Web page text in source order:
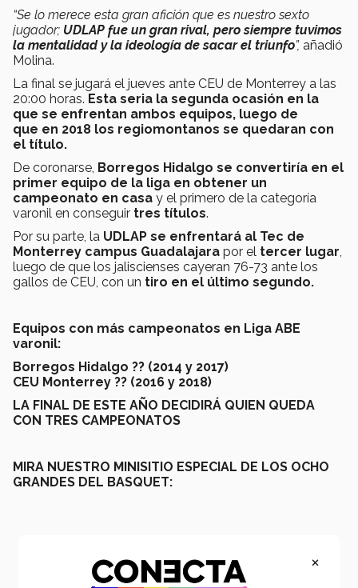
“Se lo merece esta gran afición que es nuestro sexto
jugador; UDLAP fue un gran rival, pero siempre tuvimos
la mentalidad y la ideología de sacar el triunfo”, añadió
Molina.
La final se jugará el jueves ante CEU de Monterrey a las
20:00 horas. Esta seria la segunda ocasión en la
que se enfrentan ambos equipos, luego de
que en 2018 los regiomontanos se quedaran con
el título.
De coronarse, Borregos Hidalgo se convertiría en el
primer equipo de la liga en obtener un
campeonato en casa y el primero de la categoría
varonil en conseguir tres títulos.
Por su parte, la UDLAP se enfrentará al Tec de
Monterrey campus Guadalajara por el tercer lugar
luego de que los jaliscienses cayeran 76-73 ante los
gallos de CEU, con un tiro en el último segundo.
Equipos con más campeonatos en Liga ABE
varonil:
Borregos Hidalgo ?? (2014 y 2017)
CEU Monterrey ?? (2016 y 2018)
LA FINAL DE ESTE AÑO DECIDIRÁ QUIEN QUEDA
CON TRES CAMPEONATOS
MIRA NUESTRO MINISITIO ESPECIAL DE LOS OCHO
GRANDES DEL BASQUET:
×